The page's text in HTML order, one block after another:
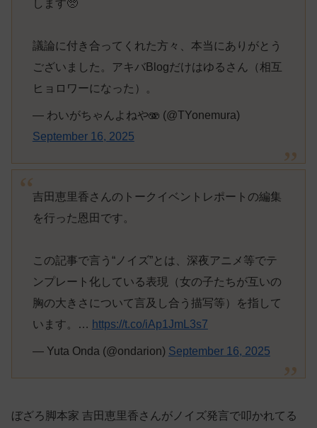
します🥺
議論に付き合ってくれた方々、本当にありがとう
ございました。アキバBlogだけはゆるさん（相互
ヒョロワーになった）。
— わいがちゃんよねや🫨 (@TYonemura)
September 16, 2025
吉田恵里香さんのトークイベントレポートの編集
を行った恩田です。
この記事で言う“ノイズ”とは、深夜アニメ等でテ
ンプレート化している表現（女の子たちが互いの
胸の大きさについて言及し合う描写等）を指して
います。… https://t.co/iAp1JmL3s7
— Yuta Onda (@ondarion) September 16, 2025
ぼざろ脚本家 吉田恵里香さんがノイズ発言で叩かれてる